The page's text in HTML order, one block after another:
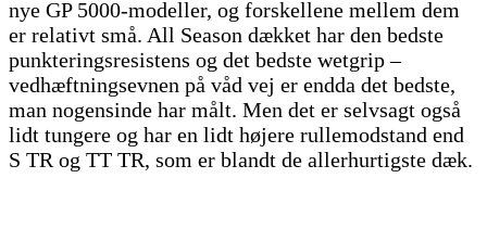
nye GP 5000-modeller, og forskellene mellem dem
er relativt små. All Season dækket har den bedste
punkteringsresistens og det bedste wetgrip –
vedhæftningsevnen på våd vej er endda det bedste,
man nogensinde har målt. Men det er selvsagt også
lidt tungere og har en lidt højere rullemodstand end
S TR og TT TR, som er blandt de allerhurtigste dæk.